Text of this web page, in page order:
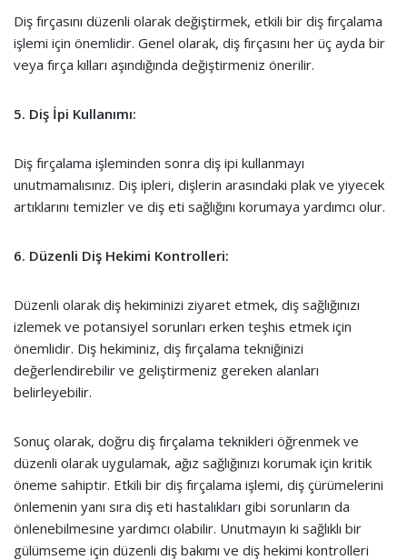
Diş fırçasını düzenli olarak değiştirmek, etkili bir diş fırçalama
işlemi için önemlidir. Genel olarak, diş fırçasını her üç ayda bir
veya fırça kılları aşındığında değiştirmeniz önerilir.
5. Diş İpi Kullanımı:
Diş fırçalama işleminden sonra diş ipi kullanmayı
unutmamalısınız. Diş ipleri, dişlerin arasındaki plak ve yiyecek
artıklarını temizler ve diş eti sağlığını korumaya yardımcı olur.
6. Düzenli Diş Hekimi Kontrolleri:
Düzenli olarak diş hekiminizi ziyaret etmek, diş sağlığınızı
izlemek ve potansiyel sorunları erken teşhis etmek için
önemlidir. Diş hekiminiz, diş fırçalama tekniğinizi
değerlendirebilir ve geliştirmeniz gereken alanları
belirleyebilir.
Sonuç olarak, doğru diş fırçalama teknikleri öğrenmek ve
düzenli olarak uygulamak, ağız sağlığınızı korumak için kritik
öneme sahiptir. Etkili bir diş fırçalama işlemi, diş çürümelerini
önlemenin yanı sıra diş eti hastalıkları gibi sorunların da
önlenebilmesine yardımcı olabilir. Unutmayın ki sağlıklı bir
gülümseme için düzenli diş bakımı ve diş hekimi kontrolleri